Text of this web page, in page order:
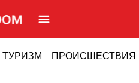
ТУРИЗМ ПРОИСШЕСТВИЯ